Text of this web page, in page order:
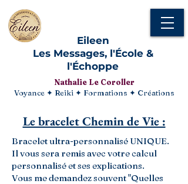
Eileen
Les Messages, l'École &
l'Échoppe
Nathalie Le Coroller
Voyance ✦ Reiki ✦ Formations ✦ Créations
Le bracelet Chemin de Vie :
Bracelet ultra-personnalisé UNIQUE.
Il vous sera remis avec votre calcul
personnalisé et ses explications.
Vous me demandez souvent "Quelles